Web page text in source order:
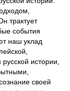
трактует
события
наш уклад
истории,
своей